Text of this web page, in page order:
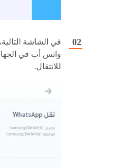
في الشاشة
واتس أب في
للانتقال.